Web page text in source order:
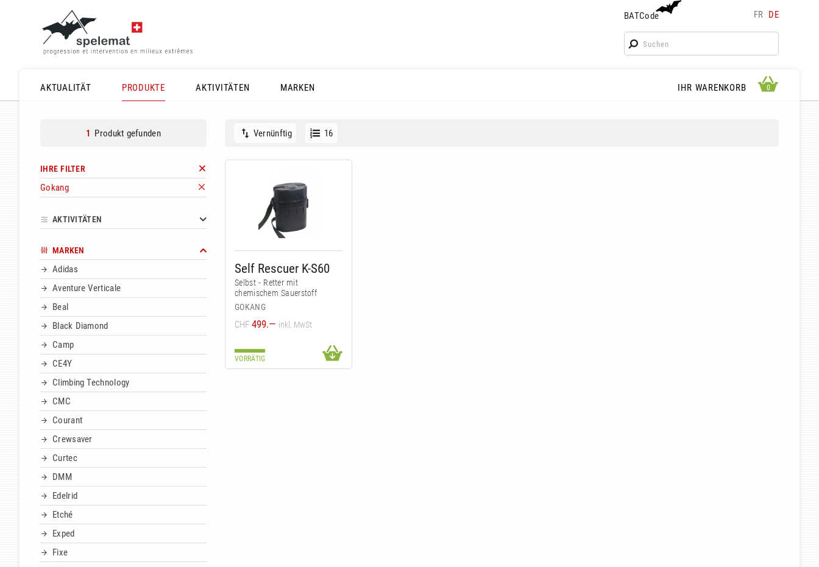
BATCode FR DE
BATCode
Geben Sie Ihren Namen ein und bestätigen
AKTUALITÄT
PRODUKTE AKTIVITÄTEN MARKEN IHR WARENKORB 0 0
1 Produkt gefunden
IHRE FILTER
Gokang
AKTIVITÄTEN
MARKEN
Adidas
Aventure Verticale
Beal
Black Diamond
Camp
CE4Y
Climbing Technology
CMC
Courant
Crewsaver
Curtec
DMM
Edelrid
Etché
Exped
Fixe
Vernünftig 16
Self Rescuer K-S60
Selbst - Retter mit
chemischem Sauerstoff
GOKANG
CHF 499.— inkl. MwSt
VORRÄTIG